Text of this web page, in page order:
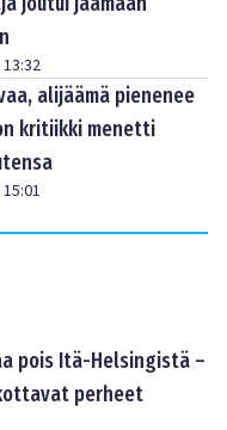
13:32
alijäämä pienenee
kritiikki menetti
15:01
pois Itä-Helsingistä –
perheet